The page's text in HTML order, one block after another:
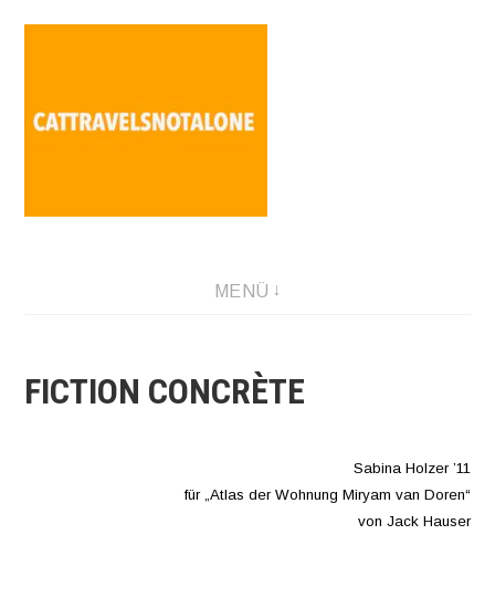
SABINA HOLZER performance-artist. writer. movement-
MENÜ
FICTION CONCRÈTE
Sabina Holzer ’11
für „Atlas der Wohnung Miryam van Doren“
von Jack Hauser